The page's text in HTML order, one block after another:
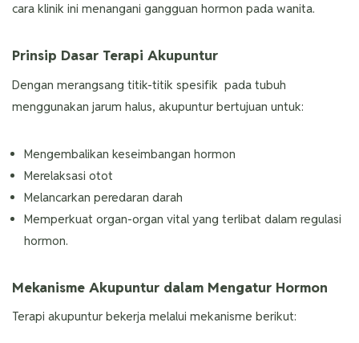
cara klinik ini menangani gangguan hormon pada wanita.
Prinsip Dasar Terapi Akupuntur
Dengan merangsang titik-titik spesifik pada tubuh
menggunakan jarum halus, akupuntur bertujuan untuk:
Mengembalikan keseimbangan hormon
Merelaksasi otot
Melancarkan peredaran darah
Memperkuat organ-organ vital yang terlibat dalam regulasi
hormon.
Mekanisme Akupuntur dalam Mengatur Hormon
Terapi akupuntur bekerja melalui mekanisme berikut: